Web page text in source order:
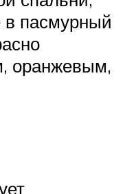
в пасмурный
оранжевым,